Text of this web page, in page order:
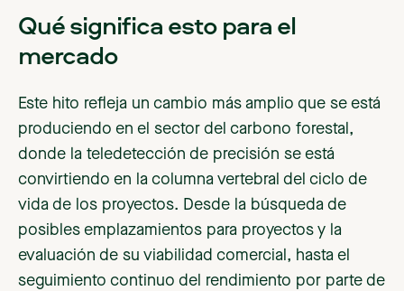
Qué significa esto para el
mercado
Este hito refleja un cambio más amplio que se está
produciendo en el sector del carbono forestal,
donde la teledetección de precisión se está
convirtiendo en la columna vertebral del ciclo de
vida de los proyectos. Desde la búsqueda de
posibles emplazamientos para proyectos y la
evaluación de su viabilidad comercial, hasta el
seguimiento continuo del rendimiento por parte de